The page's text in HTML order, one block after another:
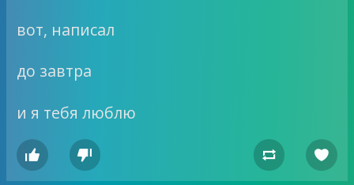
вот, написал
до завтра
и я тебя люблю
   